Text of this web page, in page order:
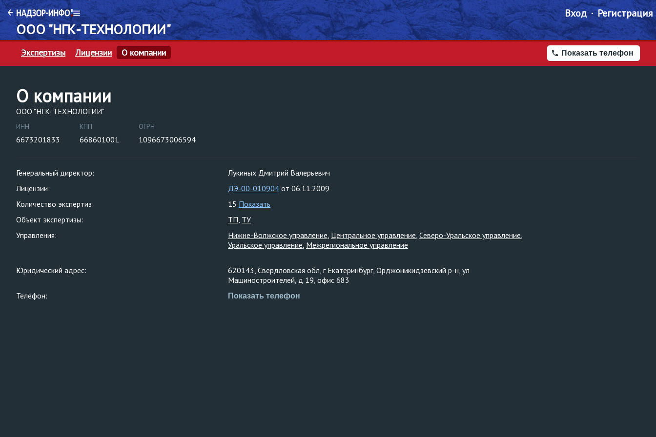
ООО "НГК-ТЕХНОЛОГИИ"
Вход Регистрация
Экспертизы Лицензии О компании Показать телефон
О компании
ООО "НГК-ТЕХНОЛОГИИ"
ИНН
6673201833
КПП
668601001
ОГРН
1096673006594
Генеральный директор:
Лукиных Дмитрий Валерьевич
Лицензии:
ДЭ-00-010904 от 06.11.2009
Количество экспертиз:
15 Показать
Объект экспертизы:
ТП ТУ
Управления:
Нижне-Волжское управление Центральное управление Северо-Уральское управление
Уральское управление Межрегиональное управление
Юридический адрес:
620143, Свердловская обл, г Екатеринбург, Орджоникидзевский р-н, ул
Машиностроителей, д 19, офис 683
Телефон:
Показать телефон